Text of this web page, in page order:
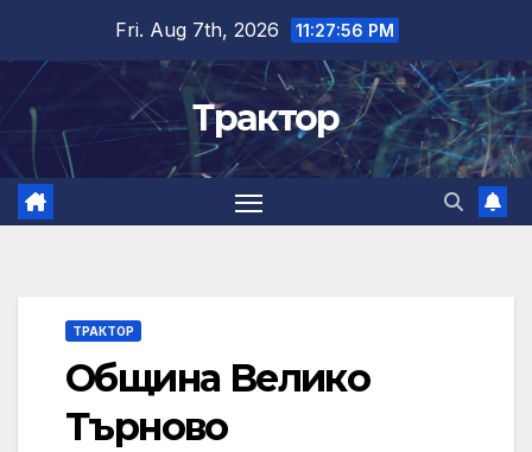
content
Fri. Aug 7th, 2026 11:27:57 PM
Трактор
ТРАКТОР
Община Велико
Търново